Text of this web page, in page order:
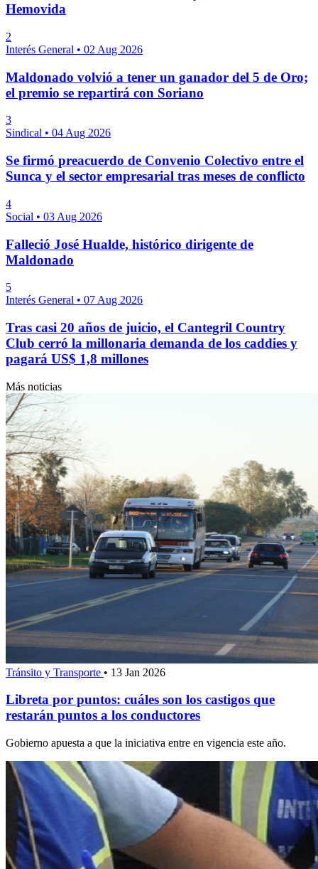
Hemovida
2
Interés General • 02 Aug 2026
Maldonado volvió a tener un ganador del 5 de Oro;
el premio se repartirá con Soriano
3
Sindical • 04 Aug 2026
Se firmó preacuerdo de Convenio Colectivo entre el
Sunca y el sector empresarial tras meses de conflicto
4
Social • 03 Aug 2026
Falleció José Hualde, histórico dirigente de
Maldonado
5
Interés General • 07 Aug 2026
Tras casi 20 años de juicio, el Cantegril Country
Club cerró la millonaria demanda de los caddies y
pagará US$ 1,8 millones
Más noticias
Tránsito y Transporte • 13 Jan 2026
Libreta por puntos: cuáles son los castigos que
restarán puntos a los conductores
Gobierno apuesta a que la iniciativa entre en vigencia este año.